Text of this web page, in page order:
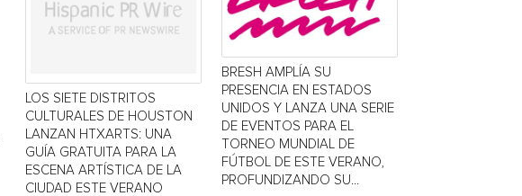
LOS SIETE DISTRITOS
CULTURALES DE HOUSTON
LANZAN HTXARTS: UNA
GUÍA GRATUITA PARA LA
ESCENA ARTÍSTICA DE LA
CIUDAD ESTE VERANO
BRESH AMPLÍA SU
PRESENCIA EN ESTADOS
UNIDOS Y LANZA UNA SERIE
DE EVENTOS PARA EL
TORNEO MUNDIAL DE
FÚTBOL DE ESTE VERANO,
PROFUNDIZANDO SU...